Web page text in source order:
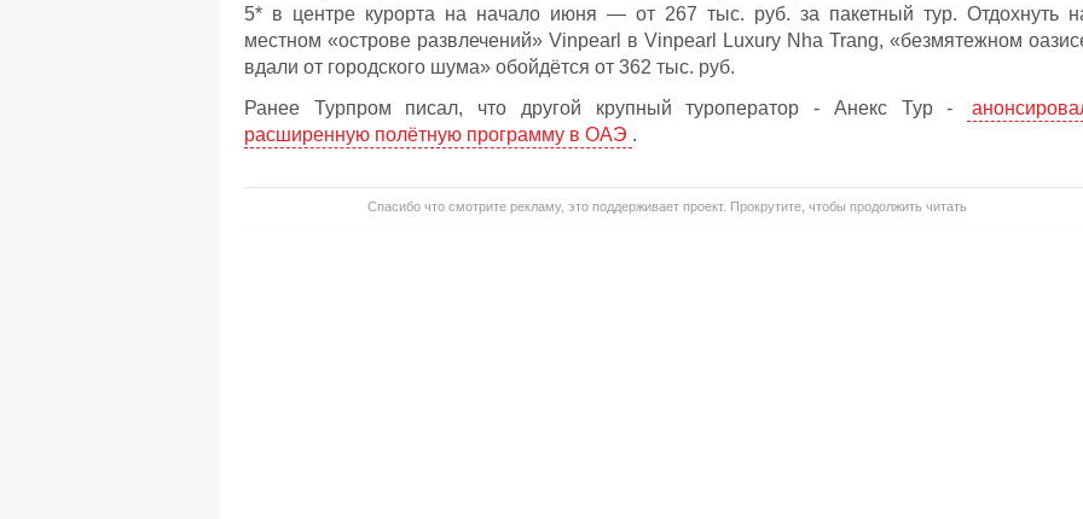
5* в центре курорта на начало июня — от 267 тыс. руб. за пакетный тур. Отдохнуть
местном «острове развлечений» Vinpearl в Vinpearl Luxury Nha Trang, «безмятежном
вдали от городского шума» обойдётся от 362 тыс. руб.
Ранее Турпром писал, что другой крупный туроператор - Анекс Тур -
расширенную полётную программу в ОАЭ .
Спасибо что смотрите рекламу, это поддерживает проект. Прокрутите, чтобы продолжить читать